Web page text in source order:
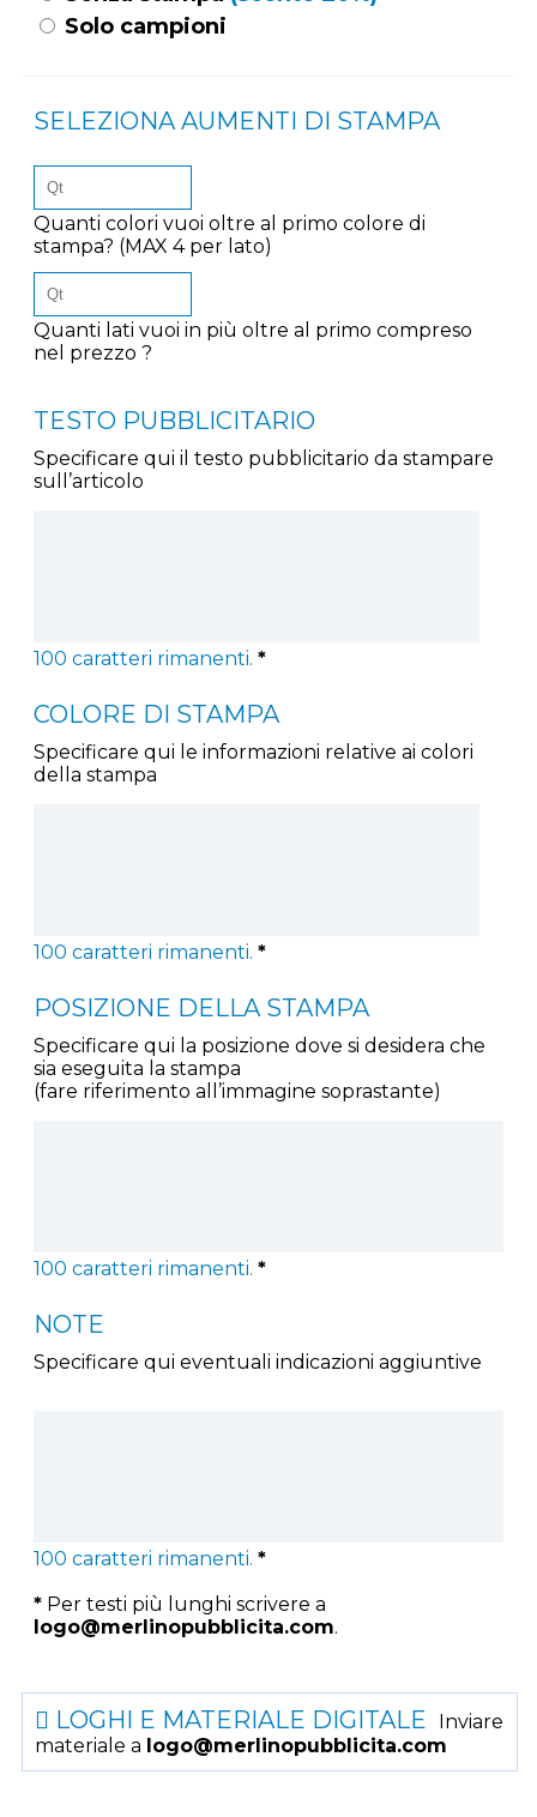
Solo campioni
SELEZIONA AUMENTI DI STAMPA
Quanti colori vuoi oltre al primo colore di
stampa? (MAX 4 per lato)
Quanti lati vuoi in più oltre al primo compreso
nel prezzo ?
TESTO PUBBLICITARIO
Specificare qui il testo pubblicitario da stampare
sull’articolo
100 caratteri rimanenti. *
COLORE DI STAMPA
Specificare qui le informazioni relative ai colori
della stampa
100 caratteri rimanenti. *
POSIZIONE DELLA STAMPA
Specificare qui la posizione dove si desidera che
sia eseguita la stampa
(fare riferimento all’immagine soprastante)
100 caratteri rimanenti. *
NOTE
Specificare qui eventuali indicazioni aggiuntive
100 caratteri rimanenti. *
* Per testi più lunghi scrivere a
logo@merlinopubblicita.com.
LOGHI E MATERIALE DIGITALE
Inviare
materiale a logo@merlinopubblicita.com